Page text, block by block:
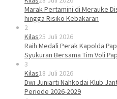
Marak Pertamini di Merauke
hingga Risiko Kebakaran
2
Kilas25 Juli 2026
Raih Medali Perak Kapolda
Syukuran Bersama Tim Voli
3
Kilas18 Juli 2026
Dwi Juniarti Nahkodai Klub
Periode 2026-2029